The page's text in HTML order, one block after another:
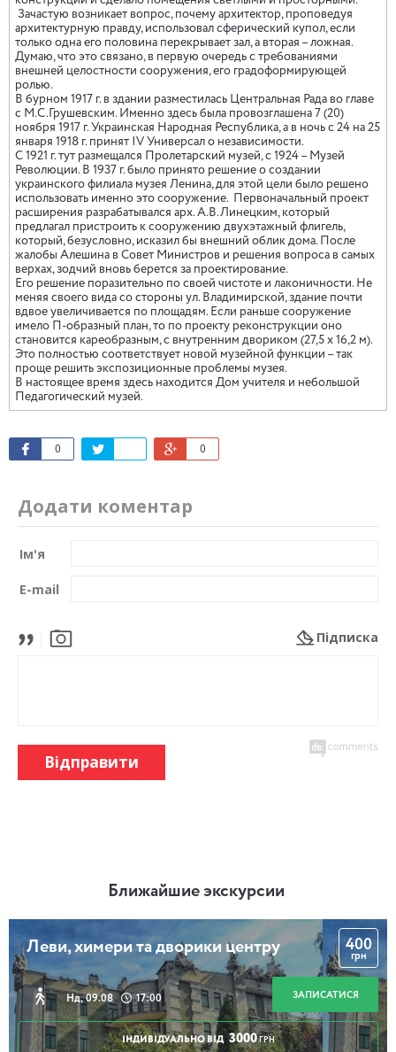
Зачастую возникает вопрос, почему архитектор, проповедуя
архитектурную правду, использовал сферический купол, если
только одна его половина перекрывает зал, а вторая – ложная.
Думаю, что это связано, в первую очередь с требованиями
внешней целостности сооружения, его градоформирующей
ролью.
В бурном 1917 г. в здании разместилась Центральная Рада во главе
с М.С.Грушевским. Именно здесь была провозглашена 7 (20)
ноября 1917 г. Украинская Народная Республика, а в ночь с 24 на 25
января 1918 г. принят IV Универсал о независимости.
С 1921 г. тут размещался Пролетарский музей, с 1924 – Музей
Революции. В 1937 г. было принято решение о создании
украинского филиала музея Ленина, для этой цели было решено
использовать именно это сооружение.
Первоначальный проект
расширения разрабатывался арх. А.В.Линецким, который
предлагал пристроить к сооружению двухэтажный флигель,
который, безусловно, исказил бы внешний облик дома. После
жалобы Алешина в Совет Министров и решения вопроса в самых
верхах, зодчий вновь берется за проектирование.
Его решение поразительно по своей чистоте и лаконичности. Не
меняя своего вида со стороны ул. Владимирской, здание почти
вдвое увеличивается по площадям. Если раньше сооружение
имело П-образный план, то по проекту реконструкции оно
становится кареобразным, с внутренним двориком (27,5 х 16,2 м).
Это полностью соответствует новой музейной функции – так
проще решить экспозиционные проблемы музея.
В настоящее время здесь находится Дом учителя и небольшой
Педагогический музей.
0 0
Додати коментар
Ім'я
E-mail
Підписка
Відправити
Ближайшие экскурсии
Леви, химери та дворики центру
Нд, 09.08 17:00
400
грн
ЗАПИСАТИСЯ
ІНДИВІДУАЛЬНО ВІД 3000 ГРН